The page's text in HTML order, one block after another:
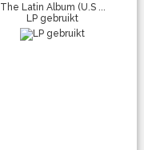
The Latin Album (U.S ...
LP gebruikt